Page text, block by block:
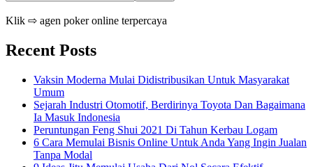
Klik ⇨ agen poker online terpercaya
Recent Posts
Vaksin Moderna Mulai Didistribusikan Untuk Masyarakat
Umum
Sejarah Industri Otomotif, Berdirinya Toyota Dan Bagaimana
Ia Masuk Indonesia
Peruntungan Feng Shui 2021 Di Tahun Kerbau Logam
6 Cara Memulai Bisnis Online Untuk Anda Yang Ingin Jualan
Tanpa Modal